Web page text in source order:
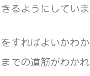
るようにしていま
すればよいかわ
での道筋がわか